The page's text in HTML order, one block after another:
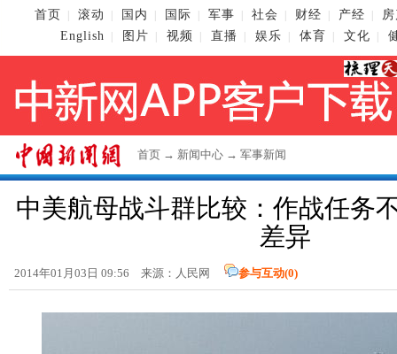
首页 滚动 国内 国际 军事 社会 财经 产经
English
图片 视频 直播 娱乐 体育 文化
首页 → 新闻中心 → 军事新闻
中美航母战斗群比较：作战任务
差异
2014年01月03日 09:56 来源：人民网 参与互动(0)